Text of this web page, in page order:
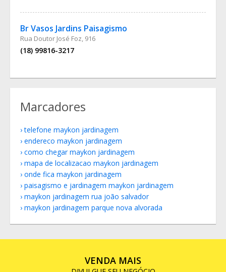
Br Vasos Jardins Paisagismo
Rua Doutor José Foz, 916
(18) 99816-3217
Marcadores
telefone maykon jardinagem
endereco maykon jardinagem
como chegar maykon jardinagem
mapa de localizacao maykon jardinagem
onde fica maykon jardinagem
paisagismo e jardinagem maykon jardinagem
maykon jardinagem rua joão salvador
maykon jardinagem parque nova alvorada
VENDA MAIS